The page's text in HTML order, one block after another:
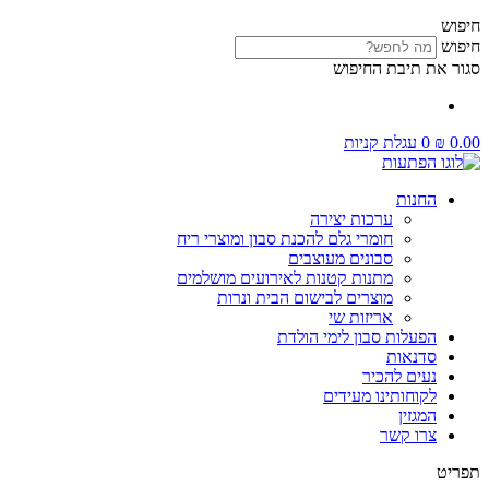
חיפוש
חיפוש
סגור את תיבת החיפוש
₪ 0.00
0 עגלת קניות
החנות
ערכות יצירה
חומרי גלם להכנת סבון ומוצרי ריח
סבונים מעוצבים
מתנות קטנות לאירועים מושלמים
מוצרים לבישום הבית ונרות
אריזות שי
הפעלות סבון לימי הולדת
סדנאות
נעים להכיר
לקוחותינו מעידים
המגזין
צרו קשר
תפריט